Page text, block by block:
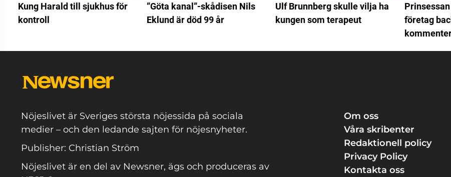
Kung Harald till sjukhus för
kontroll
”Göta kanal”-skådisen Nils
Eklund är död 99 år
Ulf Brunnberg skulle vilja ha
kungen som terapeut
företag
Nöjeslivet är Sveriges största nöjessida på sociala
medier – och den ledande sajten för nöjesnyheter.
Publisher: Christian Ström
Nöjeslivet är en del av Newsner, ägs och produceras av
Om oss
Våra skribenter
Redaktionell policy
Privacy Policy
Kontakta oss